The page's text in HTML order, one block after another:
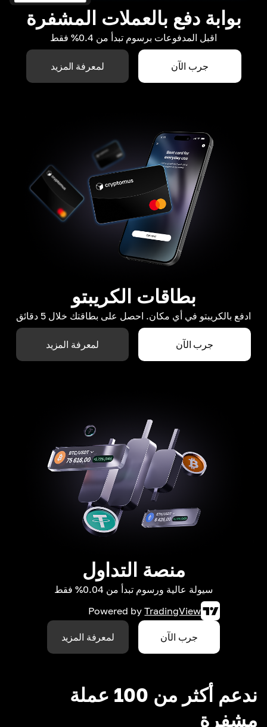
بوابة دفع بالعملات المشفرة
اقبل المدفوعات برسوم تبدأ من 0.4% فقط
جرب الآن لمعرفة المزيد
بطاقات الكريبتو
ادفع بالكريبتو في أي مكان. احصل على بطاقتك خلال 5 دقائق
جرب الآن لمعرفة المزيد
منصة التداول
سيولة عالية ورسوم تبدأ من 0.04% فقط
Powered by TradingView
جرب الآن لمعرفة المزيد
ندعم أكثر من 100 عملة
مشفرة